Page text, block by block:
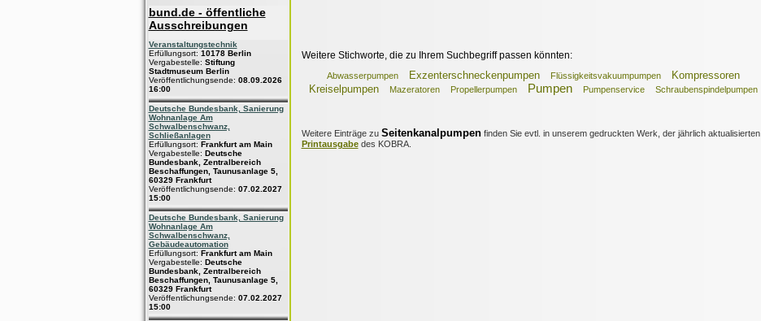
bund.de - öffentliche
Ausschreibungen
Veranstaltungstechnik
Erfüllungsort: 10178 Berlin
Vergabestelle: Stiftung
Stadtmuseum Berlin
Veröffentlichungsende: 08.09.2026
16:00
Deutsche Bundesbank, Sanierung
Wohnanlage Am
Schwalbenschwanz,
Schließanlagen
Erfüllungsort: Frankfurt am Main
Vergabestelle: Deutsche
Bundesbank, Zentralbereich
Beschaffungen, Taunusanlage 5,
60329 Frankfurt
Veröffentlichungsende: 07.02.2027
15:00
Deutsche Bundesbank, Sanierung
Wohnanlage Am
Schwalbenschwanz,
Gebäudeautomation
Erfüllungsort: Frankfurt am Main
Vergabestelle: Deutsche
Bundesbank, Zentralbereich
Beschaffungen, Taunusanlage 5,
60329 Frankfurt
Veröffentlichungsende: 07.02.2027
15:00
Weitere Stichworte, die zu Ihrem Suchbegriff passen könnten:
Abwasserpumpen Exzenterschneckenpumpen Flüssigkeitsvakuumpumpen
Kompressoren
Kreiselpumpen
Mazeratoren Propellerpumpen Pumpen Pumpenservice Schraubenspindelpumpen
Weitere Einträge zu Seitenkanalpumpenfinden Sie evtl. in unserem gedruckten Werk, der jährlich aktualisierten
Printausgabedes KOBRA.